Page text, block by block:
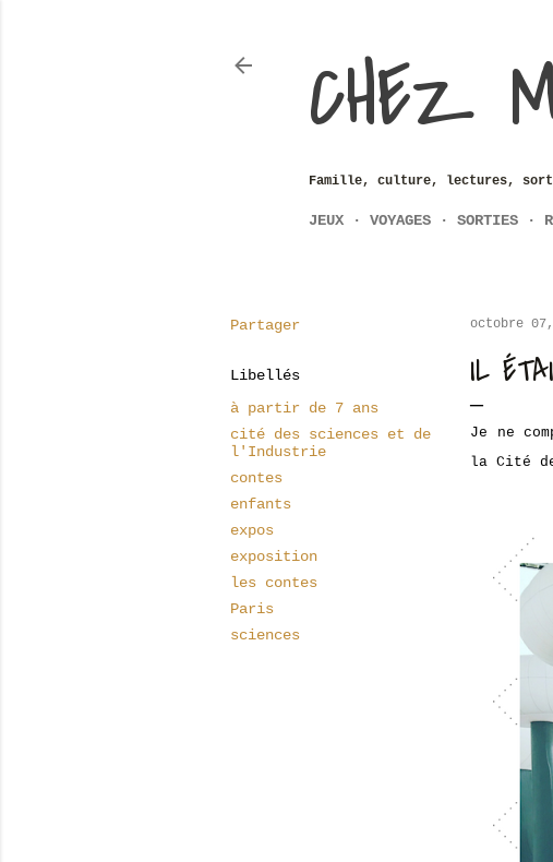
CHEZ
Famille, culture, lectures,
JEUX VOYAGES SORTIES
Partager
Libellés
à partir de 7 ans
cité des sciences et de
l'Industrie
contes
enfants
expos
exposition
les contes
Paris
sciences
octobre
IL
Je ne
la Cité